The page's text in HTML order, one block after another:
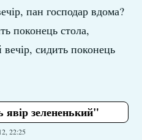
пан господар вдома?
поконець стола,
сидить поконець
зелененький"
22:25